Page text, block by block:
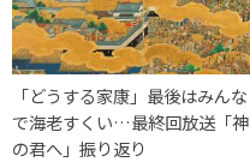
「どうする家康」最後はみんな
で海老すくい…最終回放送「神
の君へ」振り返り